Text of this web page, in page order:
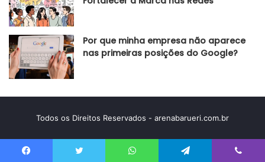
Por que minha empresa não aparece
nas primeiras posições do Google?
Todos os Direitos Reservados - arenabarueri.com.br